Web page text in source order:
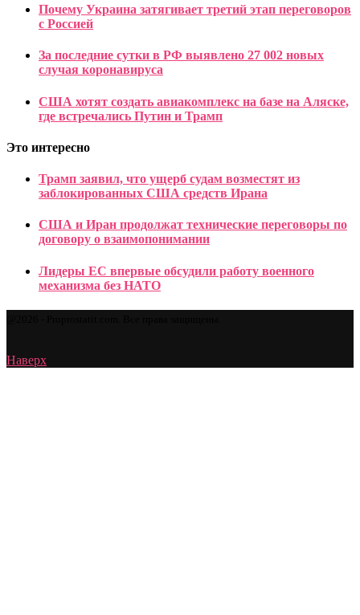
Почему Украина затягивает третий этап переговоров
с Россией
За последние сутки в РФ выявлено 27 002 новых
случая коронавируса
США хотят создать авиакомплекс на базе на Аляске,
где встречались Путин и Трамп
Это интересно
Трамп заявил, что ущерб судам возместят из
заблокированных США средств Ирана
США и Иран продолжат технические переговоры по
договору о взаимопонимании
Лидеры ЕС впервые обсудили работу военного
механизма без НАТО
Наверх